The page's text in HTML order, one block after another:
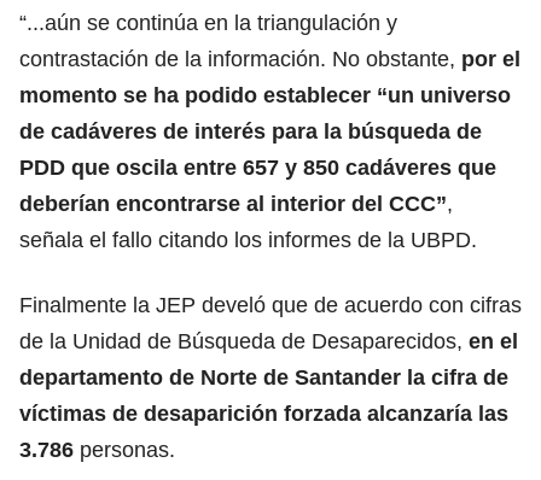
“...aún se continúa en la triangulación y
contrastación de la información. No obstante, por el
momento se ha podido establecer “un universo
de cadáveres de interés para la búsqueda de
PDD que oscila entre 657 y 850 cadáveres que
deberían encontrarse al interior del CCC”,
señala el fallo citando los informes de la UBPD.
Finalmente la JEP develó que de acuerdo con cifras
de la Unidad de Búsqueda de Desaparecidos, en el
departamento de Norte de Santander la cifra de
víctimas de desaparición forzada alcanzaría las
3.786 personas.